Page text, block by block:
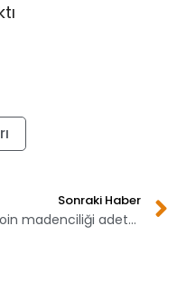
Sonraki Haber
Bitcoin madenciliği adeta Çin’in eline geçti